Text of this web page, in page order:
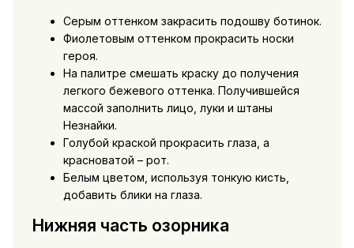
Серым оттенком закрасить подошву ботинок.
Фиолетовым оттенком прокрасить носки
героя.
На палитре смешать краску до получения
легкого бежевого оттенка. Получившейся
массой заполнить лицо, луки и штаны
Незнайки.
Голубой краской прокрасить глаза, а
красноватой – рот.
Белым цветом, используя тонкую кисть,
добавить блики на глаза.
Нижняя часть озорника